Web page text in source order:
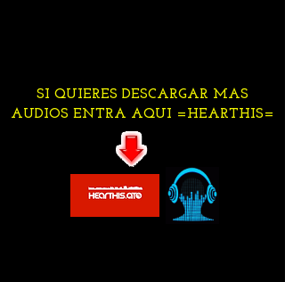
SI QUIERES DESCARGAR MAS
AUDIOS ENTRA AQUI =HEARTHIS=